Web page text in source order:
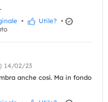
• Utile? •
14/02/23
anche così. Ma in fondo